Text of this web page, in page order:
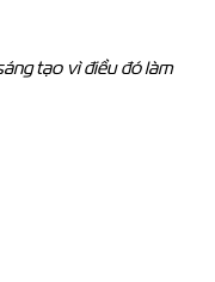
tạo vì điều đó làm